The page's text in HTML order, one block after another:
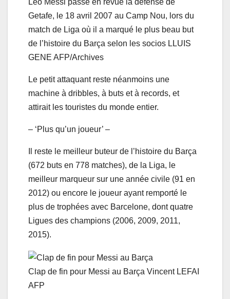
Leo Messi passe en revue la défense de
Getafe, le 18 avril 2007 au Camp Nou, lors du
match de Liga où il a marqué le plus beau but
de l’histoire du Barça selon les socios LLUIS
GENE AFP/Archives
Le petit attaquant reste néanmoins une
machine à dribbles, à buts et à records, et
attirait les touristes du monde entier.
– ‘Plus qu’un joueur’ –
Il reste le meilleur buteur de l’histoire du Barça
(672 buts en 778 matches), de la Liga, le
meilleur marqueur sur une année civile (91 en
2012) ou encore le joueur ayant remporté le
plus de trophées avec Barcelone, dont quatre
Ligues des champions (2006, 2009, 2011,
2015).
Clap de fin pour Messi au Barça Vincent LEFAI
AFP